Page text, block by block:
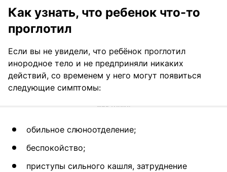
Как узнать, что ребенок что-то
проглотил
Если вы не увидели, что ребёнок проглотил
инородное тело и не предприняли никаких
действий, со временем у него могут появиться
следующие симптомы:
обильное слюноотделение;
беспокойство;
приступы сильного кашля, затруднение